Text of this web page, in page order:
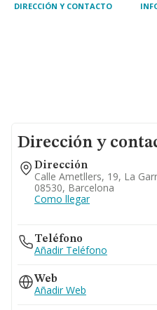
DIRECCIÓN Y CONTACTO
Dirección y
Dirección
Calle Ametllers, 19, La
08530, Barcelona
Como llegar
Teléfono
Añadir Teléfono
Web
Añadir Web